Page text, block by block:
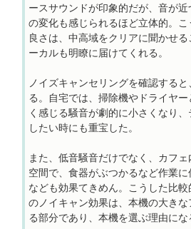
ースサウンドが印象的だが、音が
の変化も感じられるほど立体的。
良さは、中高域をクリアに聞かせ
ーカルも明瞭に届けてくれる。
ノイズキャンセリングを確認する
る。自宅では、掃除機やドライヤ
く感じる騒音が劇的に小さくなり
したい時にも重宝した。
また、低音騒音だけでなく、カフ
空間で、食器がぶつかるなど作業
なども効果てきめん。こうした比
のノイキャン効果は、本機の大き
る部分であり、本機を選ぶ理由にな